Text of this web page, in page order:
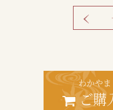
わかや
ご購